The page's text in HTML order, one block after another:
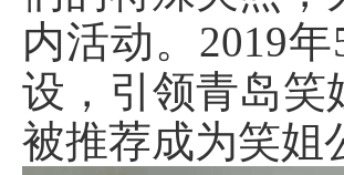
内活动。2019
设，引领青岛笑
被推荐成为笑姐